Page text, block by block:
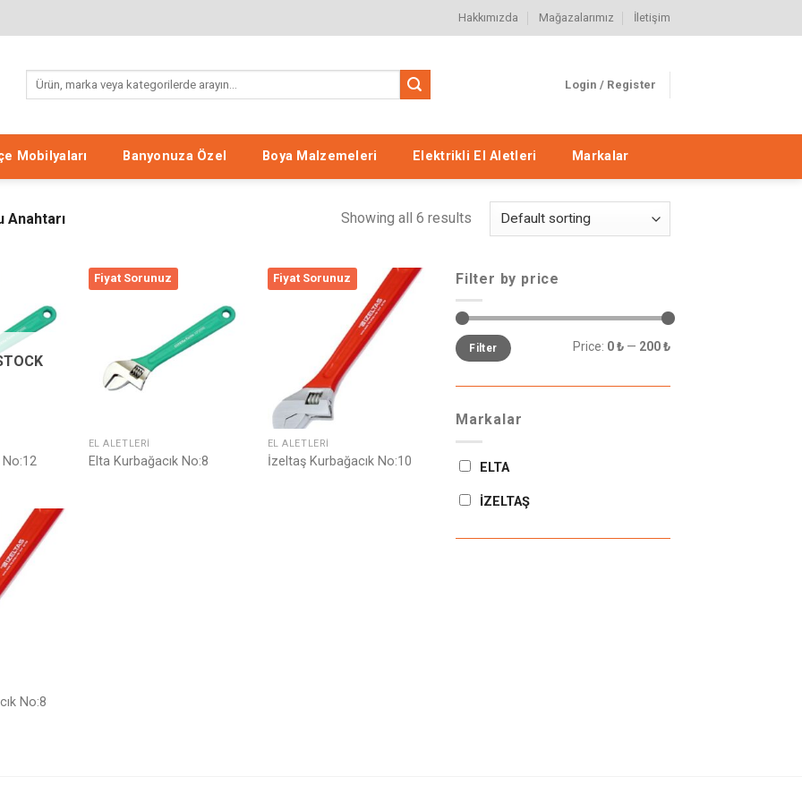
Hakkımızda Mağazalarımız İletişim
Search
Login / Register
Mobilyaları Banyonuza Özel Boya Malzemeleri Elektrikli El Aletleri Markalar
Anahtarı Showing all 6 results
Listeme
No:12
Fiyat Sorunuz
Listeme
EL ALETLERI
Elta Kurbağacık No:8
Fiyat Sorunuz
Listeme
EL ALETLERI
İzeltaş Kurbağacık No:10
Listeme
No:8
Filter by price
Filter Price: 0 ₺ — 200 ₺
Markalar
ELTA
İZELTAŞ